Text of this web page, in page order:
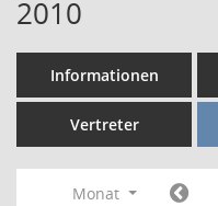
2010
Informationen
Vertreter
Monat